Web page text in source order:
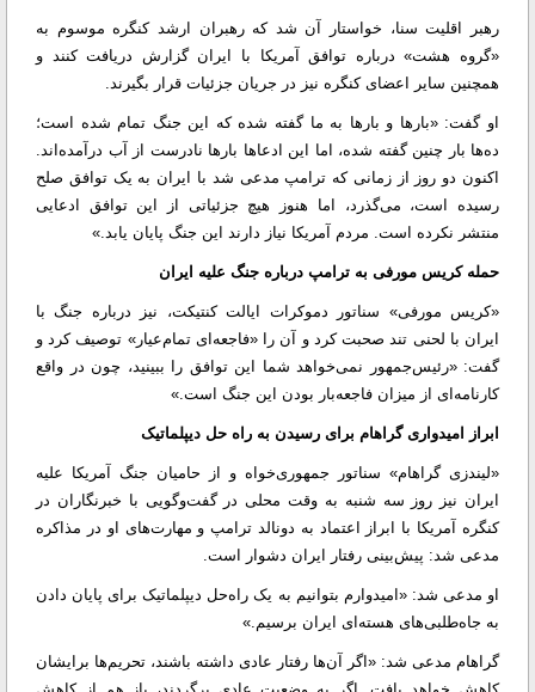
رهبر اقلیت سنا، خواستار آن شد که رهبران ارشد کنگره موسوم به
«گروه هشت» درباره توافق آمریکا با ایران گزارش دریافت کنند و
همچنین سایر اعضای کنگره نیز در جریان جزئیات قرار بگیرند.
او گفت: «بارها و بارها به ما گفته شده که این جنگ تمام شده است؛
ده‌ها بار چنین گفته شده، اما این ادعاها بارها نادرست از آب درآمده‌اند.
اکنون دو روز از زمانی که ترامپ مدعی شد با ایران به یک توافق صلح
رسیده است، می‌گذرد، اما هنوز هیچ جزئیاتی از این توافق ادعایی
منتشر نکرده است. مردم آمریکا نیاز دارند این جنگ پایان یابد.»
حمله کریس مورفی به ترامپ درباره جنگ علیه ایران
«کریس مورفی» سناتور دموکرات ایالت کنتیکت، نیز درباره جنگ با
ایران با لحنی تند صحبت کرد و آن را «فاجعه‌ای تمام‌عیار» توصیف کرد و
گفت: «رئیس‌جمهور نمی‌خواهد شما این توافق را ببینید، چون در واقع
کارنامه‌ای از میزان فاجعه‌بار بودن این جنگ است.»
ابراز امیدواری گراهام برای رسیدن به راه حل دیپلماتیک
«لیندزی گراهام» سناتور جمهوری‌خواه و از حامیان جنگ آمریکا علیه
ایران نیز روز سه شنبه به وقت محلی در گفت‌وگویی با خبرنگاران در
کنگره آمریکا با ابراز اعتماد به دونالد ترامپ و مهارت‌های او در مذاکره
مدعی شد: پیش‌بینی رفتار ایران دشوار است.
او مدعی شد: «امیدوارم بتوانیم به یک راه‌حل دیپلماتیک برای پایان دادن
به جاه‌طلبی‌های هسته‌ای ایران برسیم.»
گراهام مدعی شد: «اگر آن‌ها رفتار عادی داشته باشند، تحریم‌ها برایشان